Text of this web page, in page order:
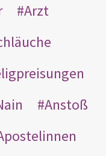
Arzt
Anstoß